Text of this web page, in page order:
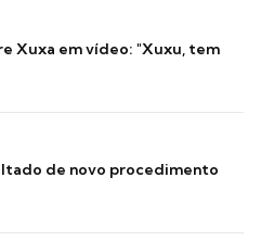
Xuxa em vídeo: "Xuxu, tem
de novo procedimento